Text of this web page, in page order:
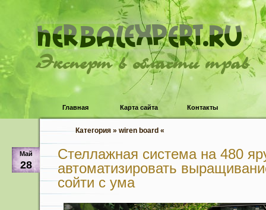
Эксперт в области трав
Главная Карта сайта Контакты
Категория » wiren board «
Май
28
Стеллажная система на 480
автоматизировать
сойти с ума